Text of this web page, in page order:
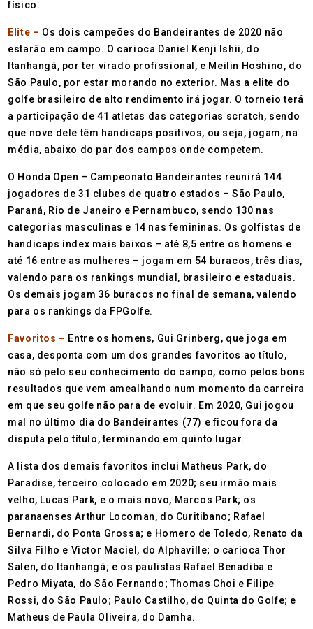
físico.
Elite – Os dois campeões do Bandeirantes de 2020 não
estarão em campo. O carioca Daniel Kenji Ishii, do
Itanhangá, por ter virado profissional, e Meilin Hoshino, do
São Paulo, por estar morando no exterior. Mas a elite do
golfe brasileiro de alto rendimento irá jogar. O torneio terá
a participação de 41 atletas das categorias scratch, sendo
que nove dele têm handicaps positivos, ou seja, jogam, na
média, abaixo do par dos campos onde competem.
O Honda Open – Campeonato Bandeirantes reunirá 144
jogadores de 31 clubes de quatro estados – São Paulo,
Paraná, Rio de Janeiro e Pernambuco, sendo 130 nas
categorias masculinas e 14 nas femininas. Os golfistas de
handicaps índex mais baixos – até 8,5 entre os homens e
até 16 entre as mulheres – jogam em 54 buracos, três dias,
valendo para os rankings mundial, brasileiro e estaduais.
Os demais jogam 36 buracos no final de semana, valendo
para os rankings da FPGolfe.
Favoritos – Entre os homens, Gui Grinberg, que joga em
casa, desponta com um dos grandes favoritos ao título,
não só pelo seu conhecimento do campo, como pelos bons
resultados que vem amealhando num momento da carreira
em que seu golfe não para de evoluir. Em 2020, Gui jogou
mal no último dia do Bandeirantes (77) e ficou fora da
disputa pelo título, terminando em quinto lugar.
A lista dos demais favoritos inclui Matheus Park, do
Paradise, terceiro colocado em 2020; seu irmão mais
velho, Lucas Park, e o mais novo, Marcos Park; os
paranaenses Arthur Locoman, do Curitibano; Rafael
Bernardi, do Ponta Grossa; e Homero de Toledo, Renato da
Silva Filho e Victor Maciel, do Alphaville; o carioca Thor
Salen, do Itanhangá; e os paulistas Rafael Benadiba e
Pedro Miyata, do São Fernando; Thomas Choi e Filipe
Rossi, do São Paulo; Paulo Castilho, do Quinta do Golfe; e
Matheus de Paula Oliveira, do Damha.